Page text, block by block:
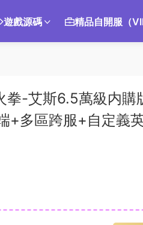
遊戲源碼 精品自開服（
拳-艾斯6.5萬級内
+多區跨服+自定義